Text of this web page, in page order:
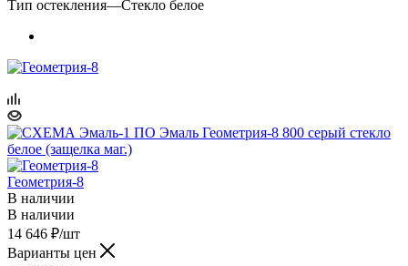
Тип остекления—Стекло белое
Геометрия-8
В наличии
В наличии
14 646 ₽/шт
Варианты цен